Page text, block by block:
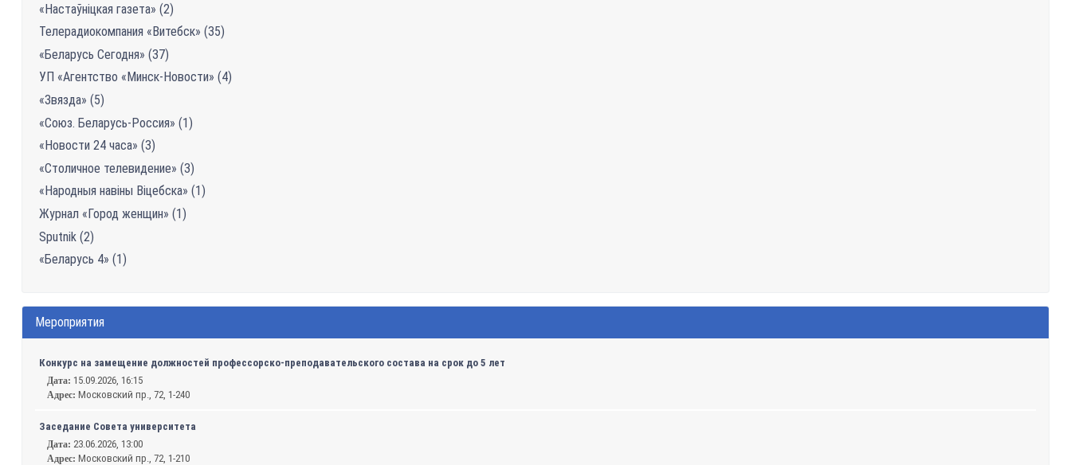
«Настаўніцкая газетa» (2)
Телерадиокомпания «Витебск» (35)
«Беларусь Сегодня» (37)
УП «Агентство «Минск-Новости» (4)
«Звязда» (5)
«Союз. Беларусь-Россия» (1)
«Новости 24 часа» (3)
«Столичное телевидение» (3)
«Народныя навіны Віцебска» (1)
Журнал «Город женщин» (1)
Sputnik (2)
«Беларусь 4» (1)
Мероприятия
Конкурс на замещение должностей профессорско-преподавательского состава на срок до 5 лет
Дата: 15.09.2026, 16:15
Адрес: Московский пр., 72, 1-240
Заседание Совета университета
Дата: 23.06.2026, 13:00
Адрес: Московский пр., 72, 1-210